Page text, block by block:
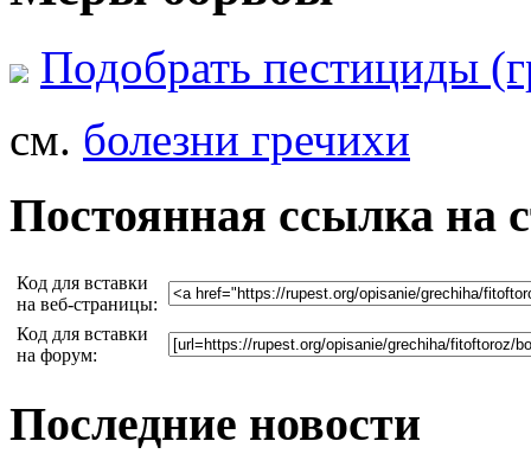
Подобрать пестициды
см. болезни гречихи
Постоянная ссылка на
Код для вставки
на веб-страницы:
Код для вставки
на форум:
Последние новости